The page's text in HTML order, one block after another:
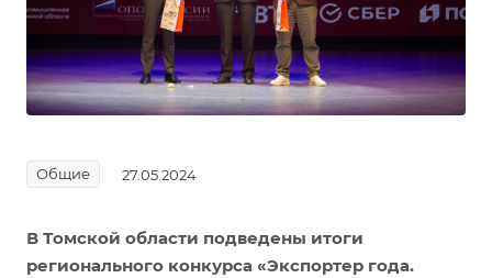
Общие 27.05.2024
В Томской области подведены итоги
регионального конкурса «Экспортер года.